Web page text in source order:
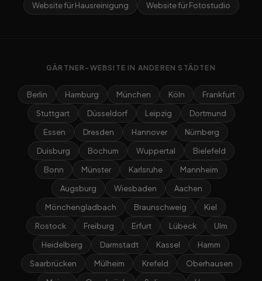
Website für Hausreinigung
Website für Fotostudio
GÄRTNER-WEBSITE IN ANDEREN STÄDTEN
Berlin Hamburg München Köln
Frankfurt
Stuttgart
Düsseldorf Leipzig
Dortmund
Essen
Dresden Hannover
Nürnberg
Duisburg
Bochum Wuppertal
Bielefeld
Bonn
Münster Karlsruhe
Mannheim
Augsburg
Wiesbaden
Aachen
Mönchengladbach
Braunschweig
Kiel
Rostock
Freiburg Erfurt Lübeck
Ulm
Heidelberg
Darmstadt Kassel
Hamm
Saarbrücken
Mülheim Krefeld
Oberhausen